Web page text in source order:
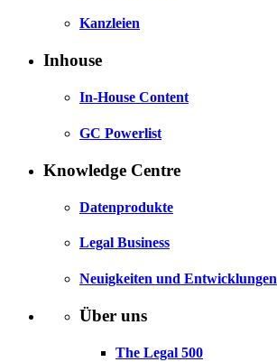
Kanzleien
Inhouse
In-House Content
GC Powerlist
Knowledge Centre
Datenprodukte
Legal Business
Neuigkeiten und Entwicklungen
Über uns
The Legal 500